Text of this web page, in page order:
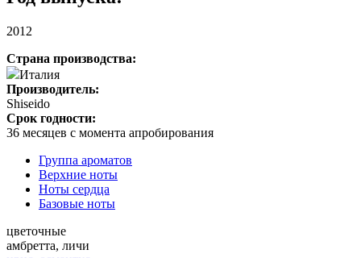
2012
Страна производства:
Италия
Производитель:
Shiseido
Срок годности:
36 месяцев с момента апробирования
Группа ароматов
Верхние ноты
Ноты сердца
Базовые ноты
цветочные
амбретта, личи